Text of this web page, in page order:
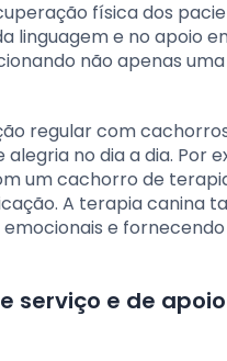
física dos
linguagem e no apoio
não apenas
regular com
no dia a dia. Por
um cachorro de
A terapia canina
e fornecendo
e de